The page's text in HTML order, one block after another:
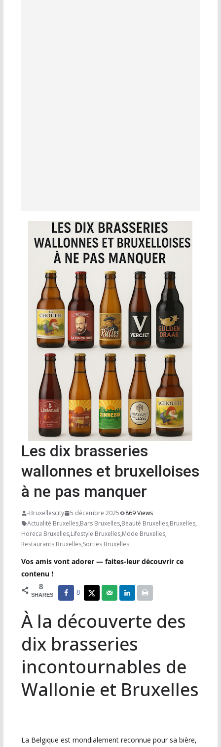
Les dix brasseries
wallonnes et bruxelloises
à ne pas manquer
-Bruxellescity 5 décembre 2025
869 Views
Actualité Bruxelles,Bars Bruxelles,Beauté Bruxelles,Bruxelles,
Horeca Bruxelles,Lifestyle Bruxelles,Mode Bruxelles,
Restaurants Bruxelles,Sorties Bruxelles
Vos amis vont adorer — faites-leur découvrir ce
contenu !
8
SHARES 8
À la découverte des
dix brasseries
incontournables de
Wallonie et Bruxelles
La Belgique est mondialement reconnue pour sa bière,